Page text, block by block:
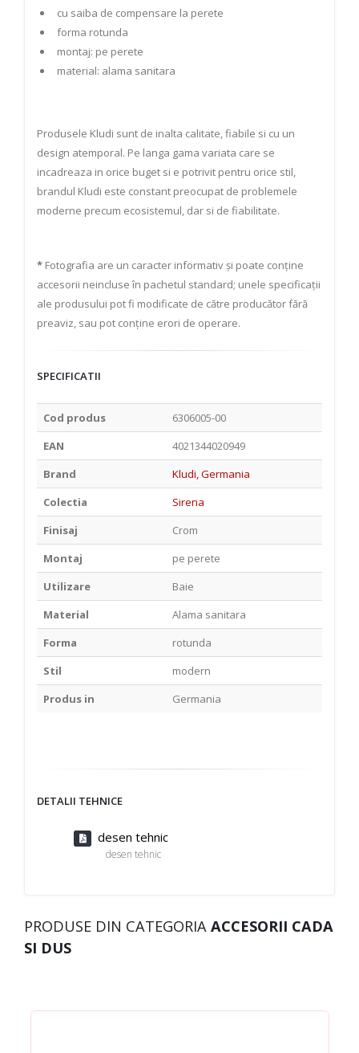
cu saiba de compensare la perete
forma rotunda
montaj: pe perete
material: alama sanitara
Produsele Kludi sunt de inalta calitate, fiabile si cu un
design atemporal. Pe langa gama variata care se
incadreaza in orice buget si e potrivit pentru orice stil,
brandul Kludi este constant preocupat de problemele
moderne precum ecosistemul, dar si de fiabilitate.
* Fotografia are un caracter informativ și poate conține
accesorii neincluse în pachetul standard; unele specificații
ale produsului pot fi modificate de către producător fără
preaviz, sau pot conține erori de operare.
SPECIFICATII
Cod produs
6306005-00
EAN
4021344020949
Brand
Kludi, Germania
Colectia
Sirena
Finisaj
Crom
Montaj
pe perete
Utilizare
Baie
Material
Alama sanitara
Forma
rotunda
Stil
modern
Produs in
Germania
DETALII TEHNICE
desen tehnic
desen tehnic
PRODUSE DIN CATEGORIA ACCESORII CADA
SI DUS